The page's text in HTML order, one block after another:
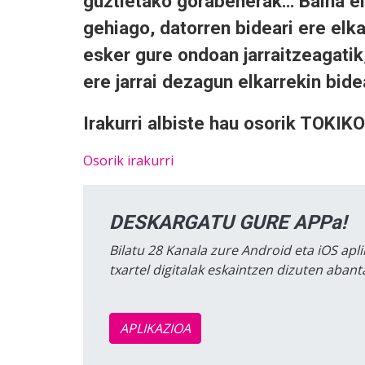
gehiago, datorren bideari ere
esker gure ondoan
ere jarrai dezagun elkarrekin
Irakurri albiste hau osorik
Osorik irakurri
DESKARGATU GURE APPa!
Bilatu 28 Kanala zure Android eta iOS
txartel digitalak eskaintzen dizuten
APLIKAZIOA